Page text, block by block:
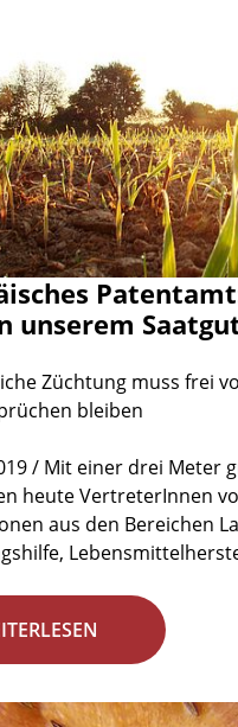
unserem
Züchtung muss frei
bleiben
/ Mit einer drei Meter
heute VertreterInnen
aus den Bereichen